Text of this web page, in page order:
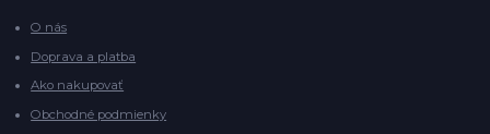
O nás
Doprava a platba
Ako nakupovať
Obchodné podmienky